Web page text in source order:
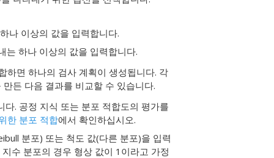
나 이상의 값을 입력합니다.
는 하나 이상의 값을 입력합니다.
하면 하나의 검사 계획이 생성됩니다. 각
든 다음 결과를 비교할 수 있습니다.
다. 공정 지식 또는 분포 적합도의 평가를
한 분포 적합에서 확인하십시오.
분포) 또는 척도 값(다른 분포)을 입력
수 분포의 경우 형상 값이 1이라고 가정